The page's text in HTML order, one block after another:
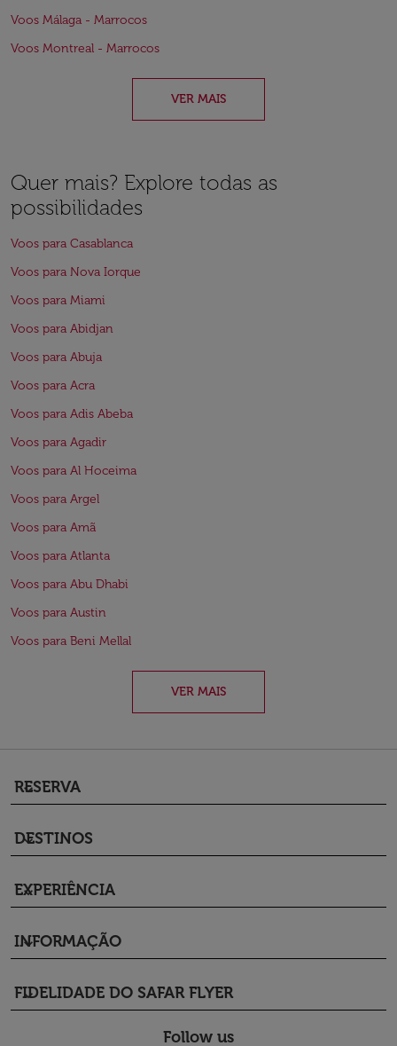
Voos Málaga - Marrocos
Voos Montreal - Marrocos
VER MAIS
Quer mais? Explore todas as
possibilidades
Voos para Casablanca
Voos para Nova Iorque
Voos para Miami
Voos para Abidjan
Voos para Abuja
Voos para Acra
Voos para Adis Abeba
Voos para Agadir
Voos para Al Hoceima
Voos para Argel
Voos para Amã
Voos para Atlanta
Voos para Abu Dhabi
Voos para Austin
Voos para Beni Mellal
VER MAIS
RESERVA
keyboard_arrow_down
DESTINOS
keyboard_arrow_down
EXPERIÊNCIA
keyboard_arrow_down
INFORMAÇÃO
keyboard_arrow_down
FIDELIDADE DO SAFAR FLYER
keyboard_arrow_down
Follow us